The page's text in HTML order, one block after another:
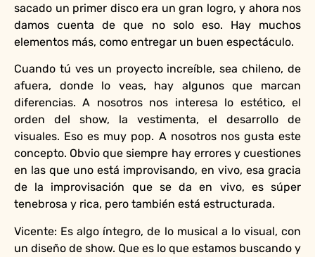
sacado un primer disco era un gran logro, y ahora nos
damos cuenta de que no solo eso. Hay muchos
elementos más, como entregar un buen espectáculo.
Cuando tú ves un proyecto increíble, sea chileno, de
afuera, donde lo veas, hay algunos que marcan
diferencias. A nosotros nos interesa lo estético, el
orden del show, la vestimenta, el desarrollo de
visuales. Eso es muy pop. A nosotros nos gusta este
concepto. Obvio que siempre hay errores y cuestiones
en las que uno está improvisando, en vivo, esa gracia
de la improvisación que se da en vivo, es súper
tenebrosa y rica, pero también está estructurada.
Vicente: Es algo íntegro, de lo musical a lo visual, con
un diseño de show. Que es lo que estamos buscando y